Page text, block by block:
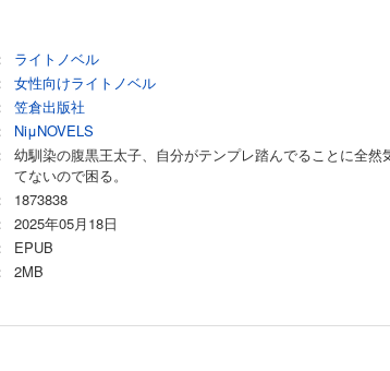
ライトノベル
女性向けライトノベル
笠倉出版社
NiμNOVELS
幼馴染の腹黒王太子、自分がテンプレ踏んでることに全然
てないので困る。
1873838
2025年05月18日
EPUB
2MB